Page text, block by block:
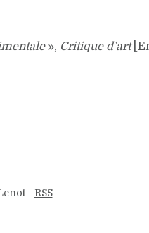
», Critique d’art
- RSS